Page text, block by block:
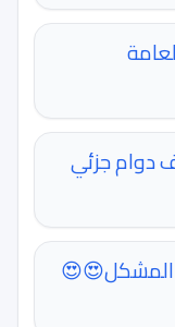
دوام جزئي
المشكل😍😍